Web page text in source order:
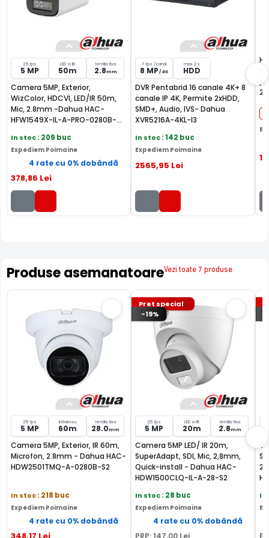
INTRARE AUDIO
Camera are o intrare audio, la care puteti conecta un
FILTRU IR MECANIC (ICR / IR Cut Fillter)
Camera DAHUA HAC-HDW1549X-IL-A-PRO-0280B-DIP are
un filtru IR Mecanic autoretractabil ce filtreaza lumina in
infrarosu pe timpul zilei, pentru a evita anumitele defecte
de afisare a culorilor, iar pe timpul noptii acesta este
retras pentru a permite luminii in infrarosu sa treaca,
imbunatatind vizibilitatea camerei in modul alb/negru.
25 fps
5 MP
LED si IR
50m
lentila fixa
2.8mm
Camera 5MP, Exterior,
WizColor, HDCVI, LED/IR 50m,
Mic, 2.8mm -Dahua HAC-
HFW1549X-IL-A-PRO-0280B-
In stoc: 209 buc
Expediem Poimaine
4 rate cu 0% dobândă
378,86 Lei
7 fps /canal
8 MP / 4K
max 2 x
HDD
DVR Pentabrid 16 canale 4K+ 8
canale IP 4K, Permite 2xHDD,
SMD+, Audio, IVS- Dahua
XVR5216A-4KL-I3
In stoc: 142 buc
Expediem Poimaine
2565,95 Lei
Produse asemanatoareVezi toate 7 produse
25 fps
5 MP
Infrarosu
60m
lentila fixa
28.0mm
Camera 5MP, Exterior, IR 60m,
Microfon, 2.8mm - Dahua HAC-
HDW2501TMQ-A-0280B-S2
In stoc: 218 buc
Expediem Poimaine
4 rate cu 0% dobândă
Pret special
-19%
25 fps
5 MP
LED si IR
20m
lentila fixa
2.8mm
Camera 5MP LED/ IR 20m,
SuperAdapt, SDI, Mic, 2,8mm,
Quick-install - Dahua HAC-
HDW1500CLQ-IL-A-28-S2
In stoc: 28 buc
Expediem Poimaine
4 rate cu 0% dobândă
PRP: 147,00 Lei
In